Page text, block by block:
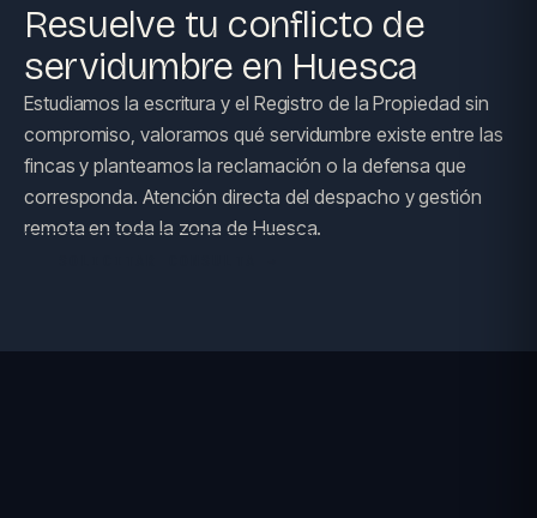
Resuelve tu conflicto de
servidumbre en Huesca
Estudiamos la escritura y el Registro de la Propiedad sin
compromiso, valoramos qué servidumbre existe entre las
fincas y planteamos la reclamación o la defensa que
corresponda. Atención directa del despacho y gestión
remota en toda la zona de Huesca.